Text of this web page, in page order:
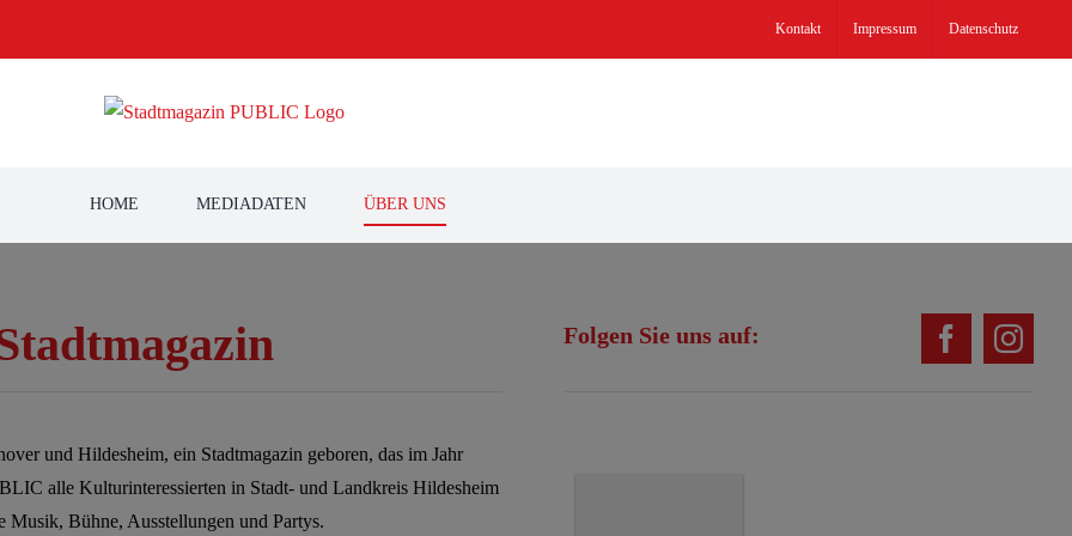
Kontakt Impressum Datenschutz
HOME MEDIADATEN ÜBER UNS
und Hildesheim, ein Stadtmagazin geboren, das im Jahr
alle Kulturinteressierten in Stadt- und Landkreis Hildesheim
Bühne, Ausstellungen und Partys.
Folgen Sie uns auf: